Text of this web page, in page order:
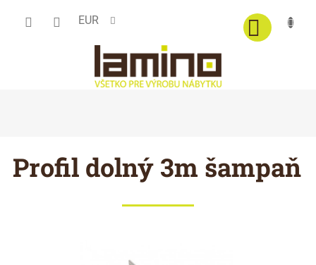
EUR
Profil dolný 3m šampaň